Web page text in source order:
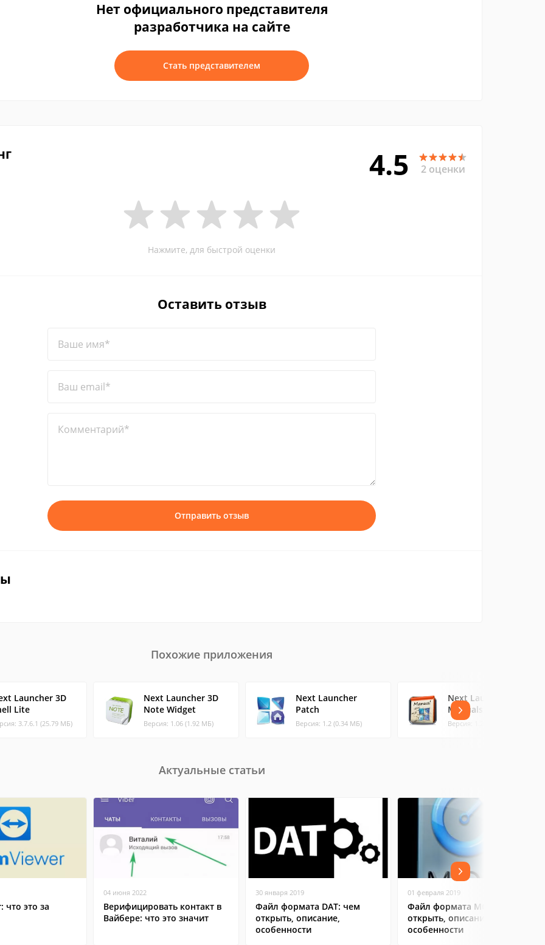
Нет официального представителя
разработчика на сайте
Стать представителем
4.5 2 оценки
Нажмите, для быстрой оценки
Оставить отзыв
Ваше имя*
Ваш email*
Комментарий*
Отправить отзыв
Похожие приложения
Launcher 3D
Lite
3.7.6.1 (25.79 МБ)
Next Launcher 3D
Note Widget
Версия: 1.06 (1.92 МБ)
Next Launcher
Patch
Версия: 1.2 (0.34 МБ)
Next Launcher 3D
Manuals
Версия: 1.2 (3.37 МБ)
Актуальные статьи
что это за
04 июня 2022
Верифицировать контакт в
Вайбере: что это значит
30 января 2019
Файл формата DAT: чем
открыть, описание,
особенности
01 февраля 2019
Файл формата MOV: чем
открыть, описание,
особенности